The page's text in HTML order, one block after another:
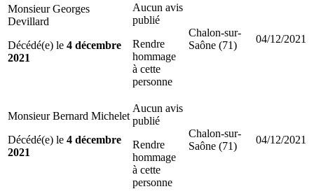
Monsieur Georges
Devillard
Décédé(e) le 4 décembre
2021
Aucun avis
publié
Rendre
hommage
à cette
personne
Chalon-sur-
Saône (71)
04/12/2021
Monsieur Bernard Michelet
Décédé(e) le 4 décembre
2021
Aucun avis
publié
Rendre
hommage
à cette
personne
Chalon-sur-
Saône (71)
04/12/2021